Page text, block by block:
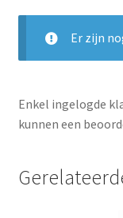
Er zijn
Enkel ingelogde
kunnen een